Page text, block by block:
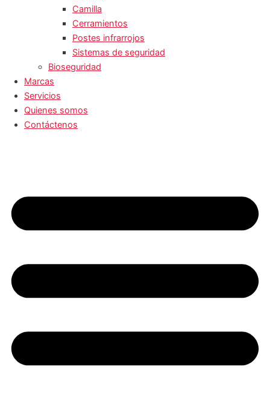
Camilla
Cerramientos
Postes infrarrojos
Sistemas de seguridad
Bioseguridad
Marcas
Servicios
Quienes somos
Contáctenos